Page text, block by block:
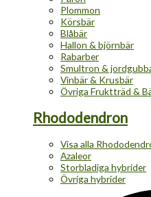
Plommon
Körsbär
Blåbär
Hallon & björnbär
Rabarber
Smultron &
Vinbär & Krusbär
Övriga Fruktträd &
Rhododendron
Visa alla
Azaleor
Storbladiga hybrider
Övriga hybrider